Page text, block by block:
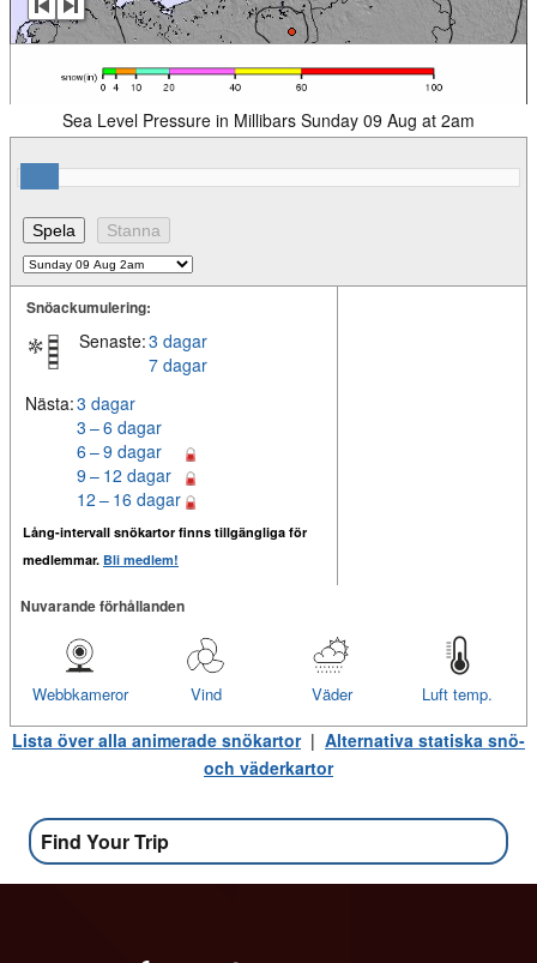
Sea Level Pressure in Millibars Sunday 09 Aug at 2am
Snöackumulering:
Senaste:3 dagar
7 dagar
Nästa:3 dagar
3 – 6 dagar
6 – 9 dagar
9 – 12 dagar
12 – 16 dagar
Lång-intervall snökartor finns tillgängliga för
medlemmar. Bli medlem!
Nuvarande förhållanden
Luft temp.
Väder
Vind
Webbkameror
Lista över alla animerade snökartor| Alternativa statiska snö-
och väderkartor
Find Your Trip